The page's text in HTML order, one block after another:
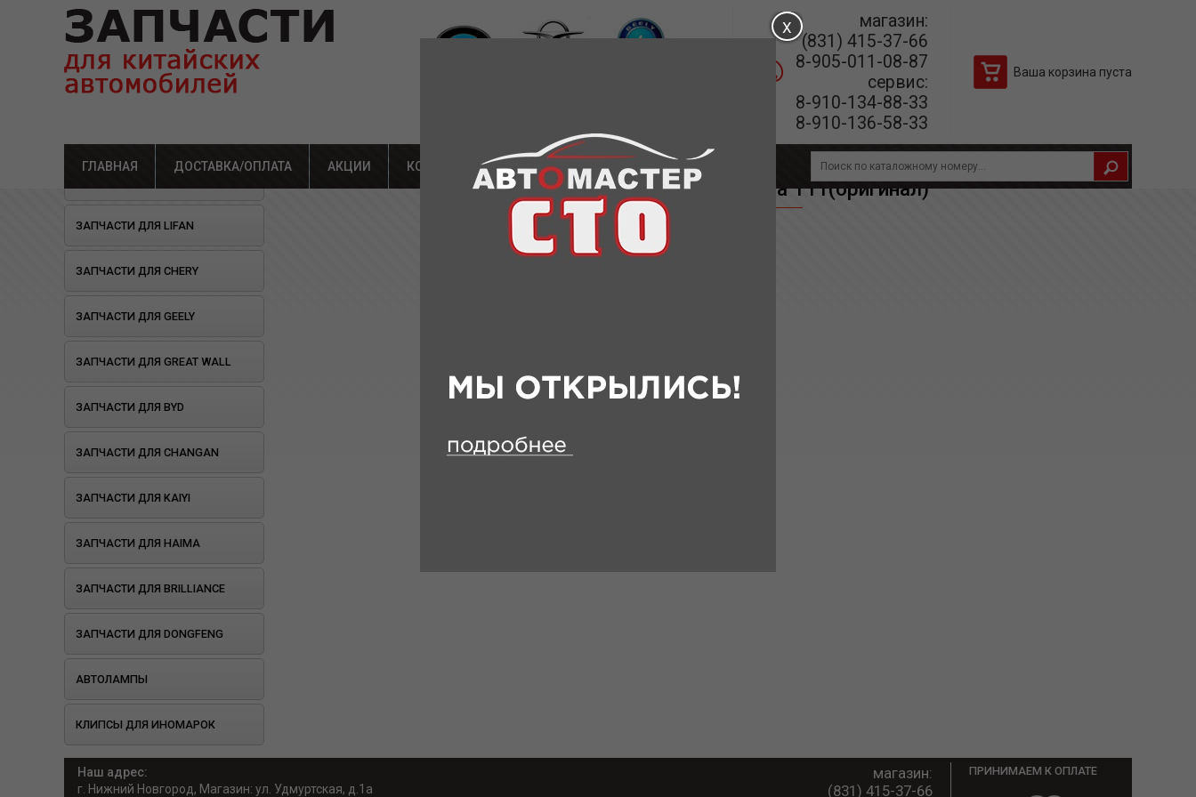
магазин:
(831) 415-37-66
8-905-011-08-87
сервис:
8-910-134-88-33
8-910-136-58-33
Ваша корзина пуста
ГЛАВНАЯ ДОСТАВКА/ОПЛАТА АКЦИИ КОНТАКТЫ
Главная Каталог Запчасти для Chery» Опора переднего амортизатора Т11(оригинал)
Опора переднего амортизатора Т11(оригинал)
ЗАПЧАСТИ ДЛЯ LIFAN
ЗАПЧАСТИ ДЛЯ CHERY
ЗАПЧАСТИ ДЛЯ GEELY
ЗАПЧАСТИ ДЛЯ GREAT WALL
ЗАПЧАСТИ ДЛЯ BYD
ЗАПЧАСТИ ДЛЯ CHANGAN
ЗАПЧАСТИ ДЛЯ KAIYI
ЗАПЧАСТИ ДЛЯ HAIMA
ЗАПЧАСТИ ДЛЯ BRILLIANCE
ЗАПЧАСТИ ДЛЯ DONGFENG
АВТОЛАМПЫ
КЛИПСЫ ДЛЯ ИНОМАРОК
Наш адрес:
г. Нижний Новгород, Магазин: ул. Удмуртская, д.1а
магазин:
(831) 415-37-66
ПРИНИМАЕМ К ОПЛАТЕ